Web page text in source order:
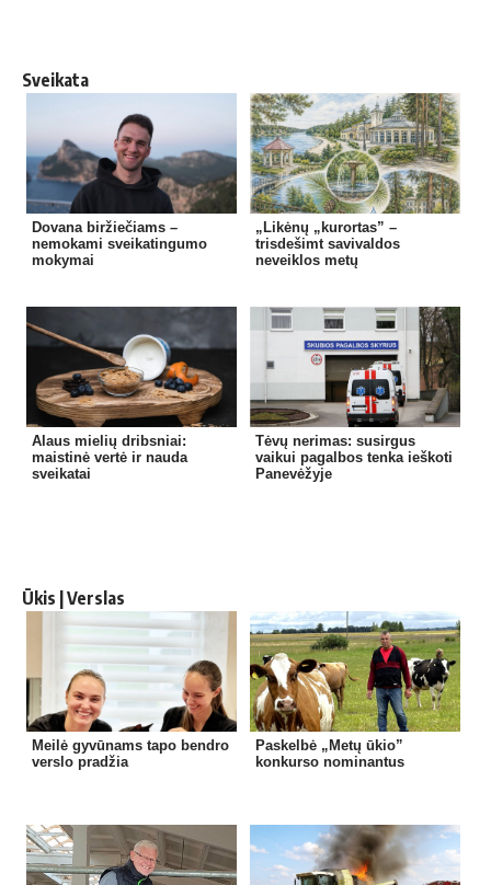
Sveikata
Dovana biržiečiams –
nemokami sveikatingumo
mokymai
„Likėnų „kurortas” –
trisdešimt savivaldos
neveiklos metų
Alaus mielių dribsniai:
maistinė vertė ir nauda
sveikatai
Tėvų nerimas: susirgus
vaikui pagalbos tenka ieškoti
Panevėžyje
Ūkis | Verslas
Meilė gyvūnams tapo bendro
verslo pradžia
Paskelbė „Metų ūkio”
konkurso nominantus